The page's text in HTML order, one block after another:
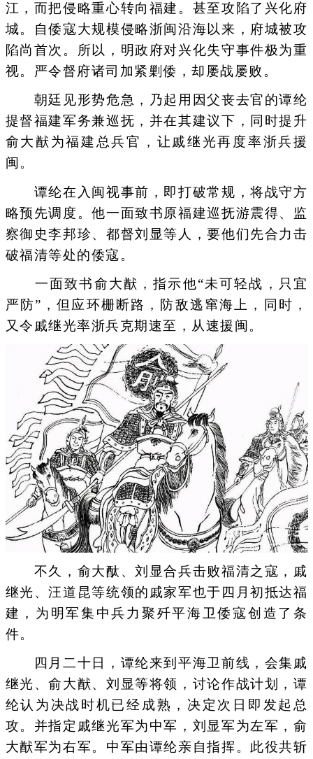
江，而把侵略重心转向福建。甚至攻陷了兴化府
城。自倭寇大规模侵略浙闽沿海以来，府城被攻
陷尚首次。所以，明政府对兴化失守事件极为重
视。严令督府诸司加紧剿倭，却屡战屡败。
朝廷见形势危急，乃起用因父丧去官的谭纶
提督福建军务兼巡抚，并在其建议下，同时提升
俞大猷为福建总兵官，让戚继光再度率浙兵援
闽。
谭纶在入闽视事前，即打破常规，将战守方
略预先调度。他一面致书原福建巡抚游震得、监
察御史李邦珍、都督刘显等人，要他们先合力击
破福清等处的倭寇。
一面致书俞大猷，指示他“未可轻战，只宜
严防”，但应环栅断路，防敌逃窜海上，同时，
又令戚继光率浙兵克期速至，从速援闽。
不久，俞大酞、刘显合兵击败福清之寇，戚
继光、汪道昆等统领的戚家军也于四月初抵达福
建，为明军集中兵力聚歼平海卫倭寇创造了条
件。
四月二十日，谭纶来到平海卫前线，会集戚
继光、俞大猷、刘显等将领，讨论作战计划，谭
纶认为决战时机已经成熟，决定次日即发起总
攻。并指定戚继光军为中军，刘显军为左军，俞
大猷军为右军。中军由谭纶亲自指挥。此役共斩